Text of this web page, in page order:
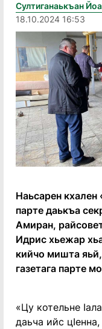
Султиганаькъан
18.10.2024 16:53
Наьсарен кхален
парте даькъа
Амиран,
Идрис хьежар
кийчо мишта
газетага парте
«Цу котельне
даьча ийс